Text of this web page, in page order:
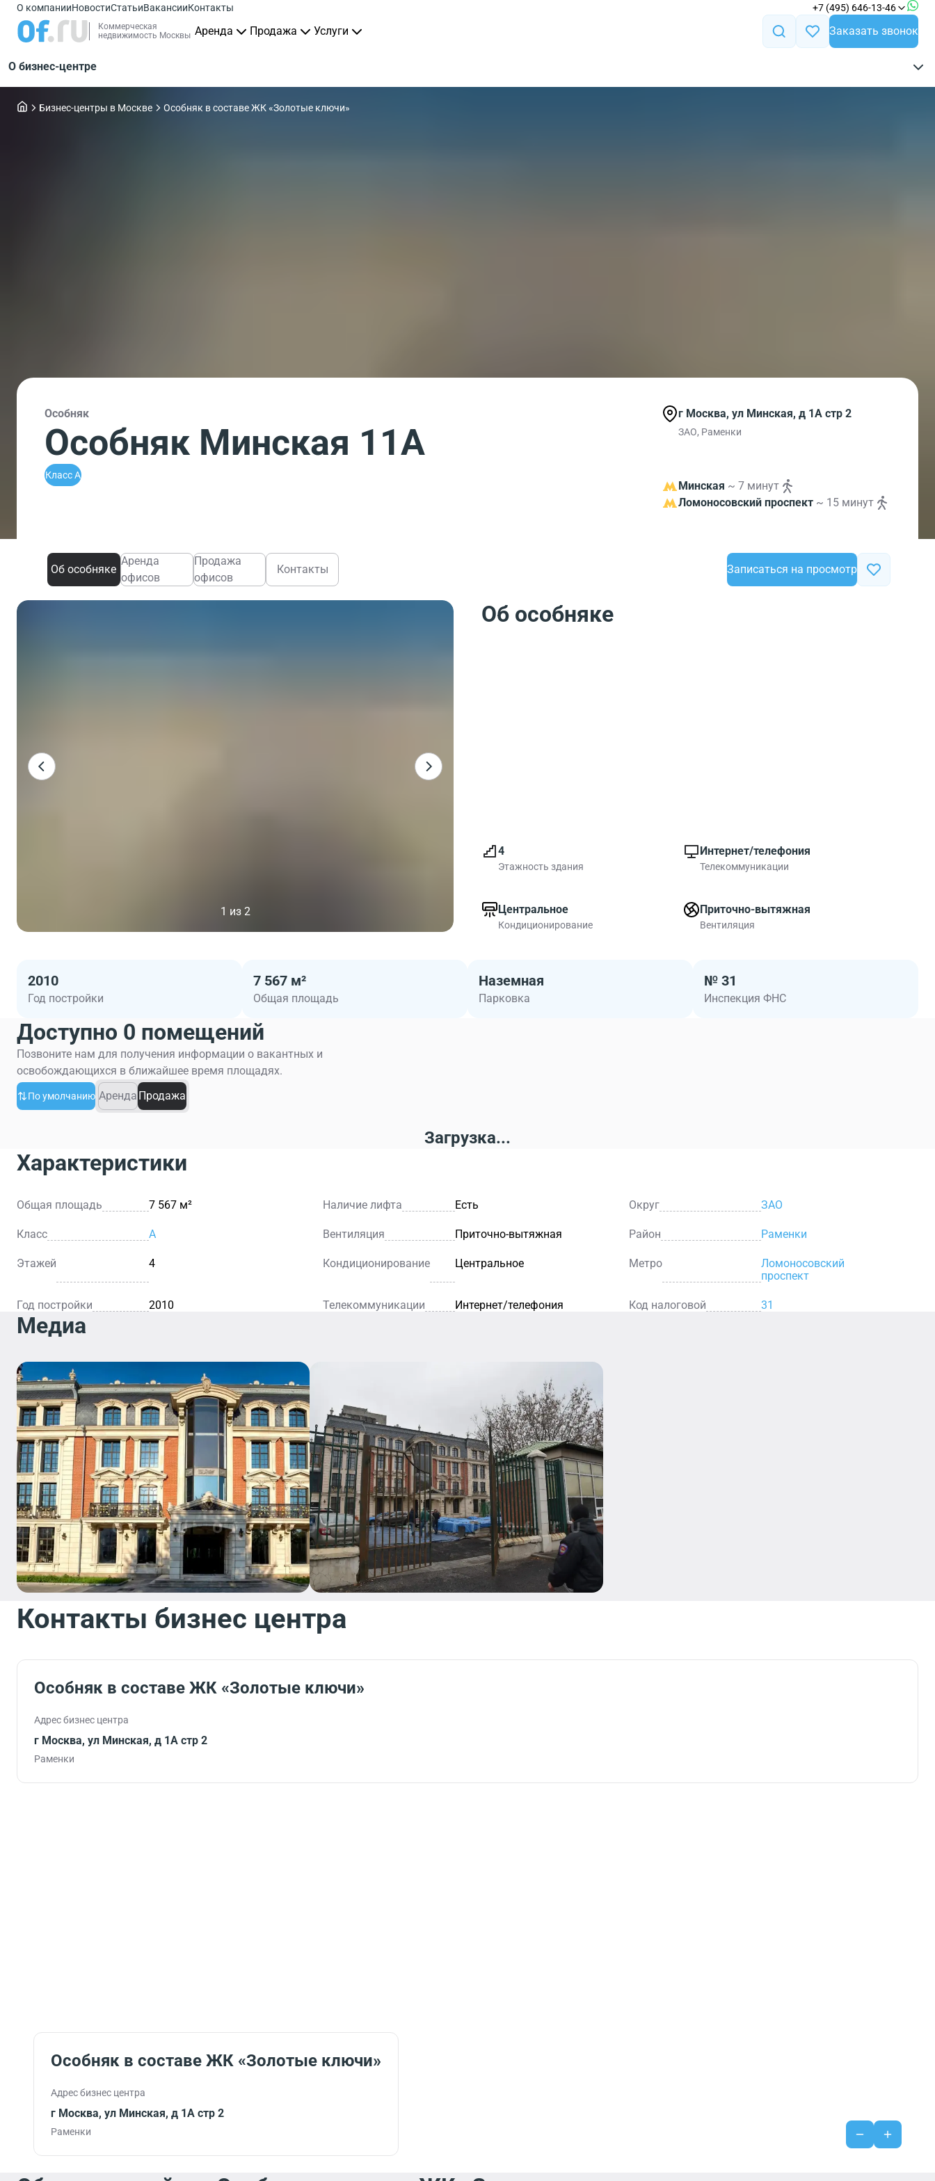
О компанииНовостиСтатьиВакансииКонтакты +7 (495) 646-13-46
Коммерческая
недвижимость Москвы Аренда Продажа Услуги Заказать звонок
О бизнес-центре
Бизнес-центры в Москве Особняк в составе ЖК «Золотые ключи»
Особняк
Особняк Минская 11А
Класс A
г Москва, ул Минская, д 1А стр 2
ЗАО, Раменки
Минская ~ 7 минут
Ломоносовский проспект ~ 15 минут
Об особняке
Аренда
офисов
Продажа
офисов
Контакты Записаться на просмотр
1 из 2
Об особняке
4
Этажность здания
Интернет/телефония
Телекоммуникации
Центральное
Кондиционирование
Приточно-вытяжная
Вентиляция
2010
Год постройки
7 567 м²
Общая площадь
Наземная
Парковка
№ 31
Инспекция ФНС
Доступно 0 помещений
Позвоните нам для получения информации о вакантных и
освобождающихся в ближайшее время площадях.
По умолчанию Аренда Продажа
Загрузка...
Характеристики
Общая площадь 7 567 м² Наличие лифта Есть Округ ЗАО
Класс A Вентиляция Приточно-вытяжная Район Раменки
Этажей 4 Кондиционирование Центральное Метро
Ломоносовский
проспект
Год постройки 2010 Телекоммуникации Интернет/телефония Код налоговой 31
Медиа
Контакты бизнес центра
Особняк в составе ЖК «Золотые ключи»
Адрес бизнес центра
г Москва, ул Минская, д 1А стр 2
Раменки
Особняк в составе ЖК «Золотые ключи»
Адрес бизнес центра
г Москва, ул Минская, д 1А стр 2
Раменки